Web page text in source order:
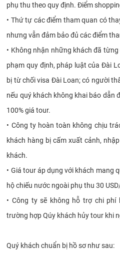
phụ thu theo quy định. Điểm
• Thứ tự các điểm tham quan có
nhưng vẫn đảm bảo đủ các điểm
• Không nhận những khách đã
phạm quy định, pháp luật của Đài
bị từ chối visa Đài Loan; có người
nếu quý khách không khai báo dẫn
100% giá tour.
• Công ty hoàn toàn không chịu
khách hàng bị cấm xuất cảnh,
khách.
• Giá tour áp dụng với khách mang
hộ chiếu nước ngoài phụ thu 30
• Công ty sẽ không hỗ trợ chi phí
trường hợp Qúy khách hủy tour khi
Quý khách chuẩn bị hồ sơ như sau: